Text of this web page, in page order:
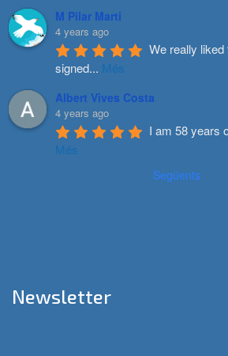
M Pilar Marti
4 years ago
We really
signed... Més
Albert Vives Costa
4 years ago
I am 58 years
Més
Següents
Newsletter